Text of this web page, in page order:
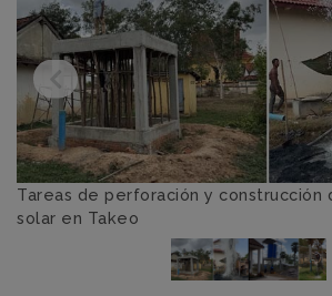
Tareas de perforación y construcción
solar en Takeo